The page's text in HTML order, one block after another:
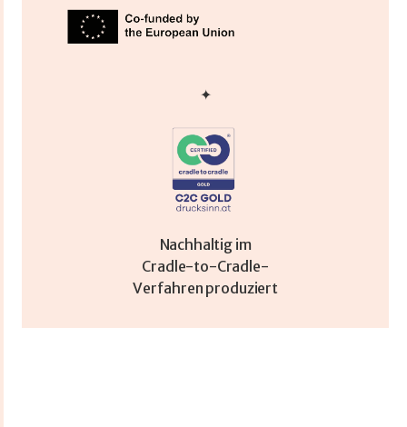
✦
Nachhaltig im
Cradle-to-Cradle-
Verfahren produziert